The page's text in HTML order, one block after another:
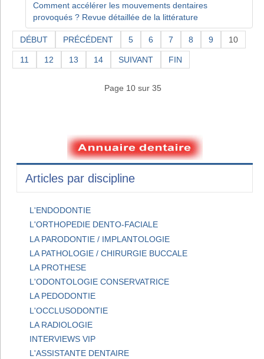
Comment accélérer les mouvements dentaires
provoqués ? Revue détaillée de la littérature
DÉBUT PRÉCÉDENT 5 6 7 8 9 10
11 12 13 14 SUIVANT FIN
Page 10 sur 35
Articles par discipline
L'ENDODONTIE
L'ORTHOPEDIE DENTO-FACIALE
LA PARODONTIE / IMPLANTOLOGIE
LA PATHOLOGIE / CHIRURGIE BUCCALE
LA PROTHESE
L'ODONTOLOGIE CONSERVATRICE
LA PEDODONTIE
L'OCCLUSODONTIE
LA RADIOLOGIE
INTERVIEWS VIP
L'ASSISTANTE DENTAIRE